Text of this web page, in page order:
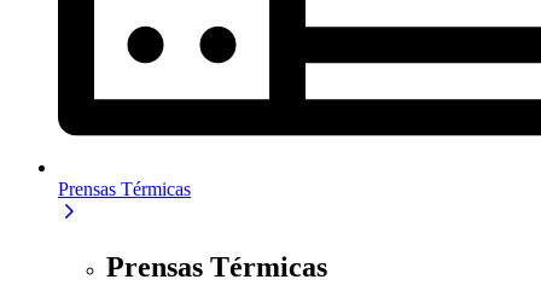
Prensas Térmicas
Prensas Térmicas